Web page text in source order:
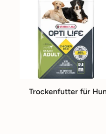
Trockenfutter für